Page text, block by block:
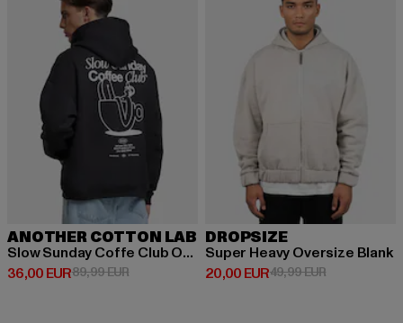
ANOTHER COTTON LAB
Slow Sunday Coffe Club Oversize
36,00 EUR
Derzeitiger Preis: 36,00 EUR
89,99 EURAktionspreis: 89,99 EUR
DROPSIZE
Super Heavy Oversize Blank
20,00 EUR
Derzeitiger Preis: 20,00 EUR
49,99 EURAktionspreis: